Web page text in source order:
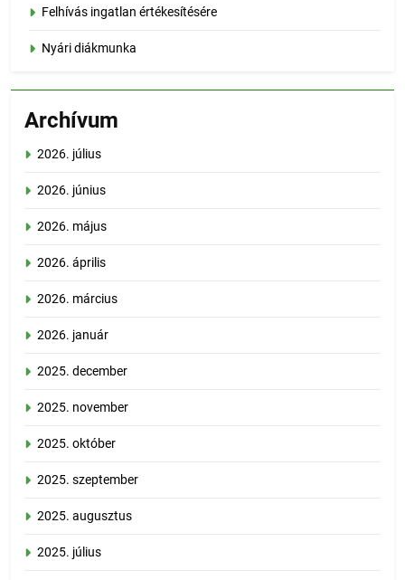
Felhívás ingatlan értékesítésére
Nyári diákmunka
Archívum
2026. július
2026. június
2026. május
2026. április
2026. március
2026. január
2025. december
2025. november
2025. október
2025. szeptember
2025. augusztus
2025. július